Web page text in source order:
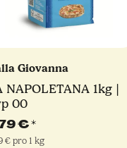
Giovanna
NAPOLETANA 1kg |
00
€*
€ pro 1 kg